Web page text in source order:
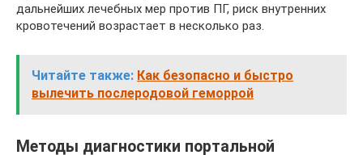
дальнейших лечебных мер против ПГ, риск внутренних
кровотечений возрастает в несколько раз.
Читайте также: Как безопасно и быстро
вылечить послеродовой геморрой
Методы диагностики портальной